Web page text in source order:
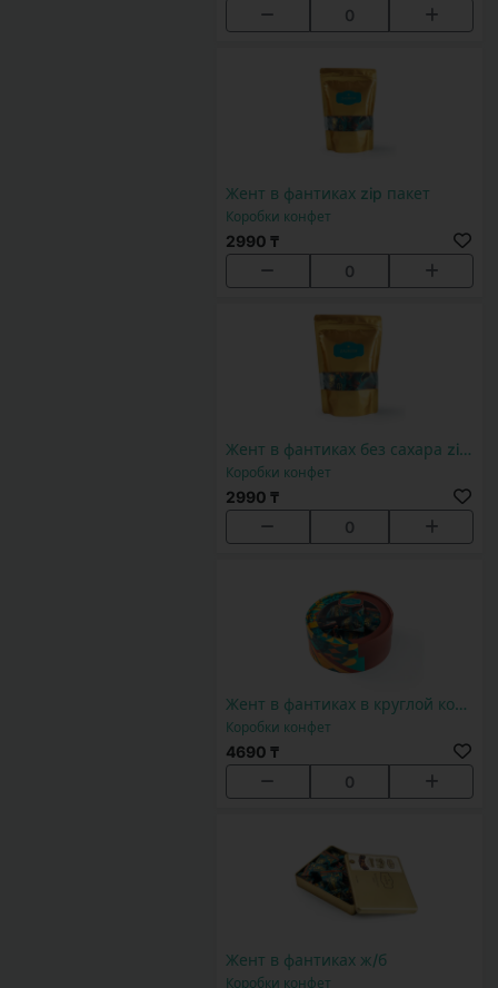
0
Жент в фантиках zip пакет
Коробки конфет
2990 ₸
0
Жент в фантиках без сахара zip пакет
Коробки конфет
2990 ₸
0
Жент в фантиках в круглой коробке
Коробки конфет
4690 ₸
0
Жент в фантиках ж/б
Коробки конфет